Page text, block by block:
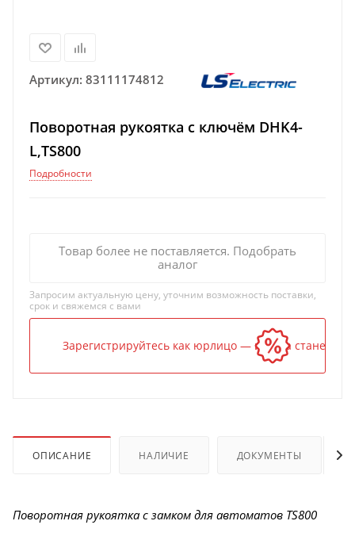
Артикул: 83111174812
Поворотная рукоятка с ключём DHK4-
L,TS800
Подробности
Товар более не поставляется. Подобрать
аналог
Запросим актуальную цену, уточним возможность поставки,
срок и свяжемся с вами
Зарегистрируйтесь как юрлицо — и цена станет
ОПИСАНИЕ НАЛИЧИЕ ДОКУМЕНТЫ
Поворотная рукоятка с замком для автоматов TS800